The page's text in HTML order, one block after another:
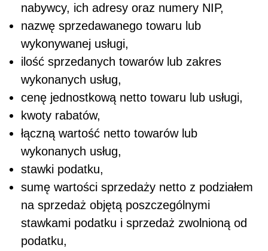
nabywcy, ich adresy oraz numery NIP,
nazwę sprzedawanego towaru lub
wykonywanej usługi,
ilość sprzedanych towarów lub zakres
wykonanych usług,
cenę jednostkową netto towaru lub usługi,
kwoty rabatów,
łączną wartość netto towarów lub
wykonanych usług,
stawki podatku,
sumę wartości sprzedaży netto z podziałem
na sprzedaż objętą poszczególnymi
stawkami podatku i sprzedaż zwolnioną od
podatku,